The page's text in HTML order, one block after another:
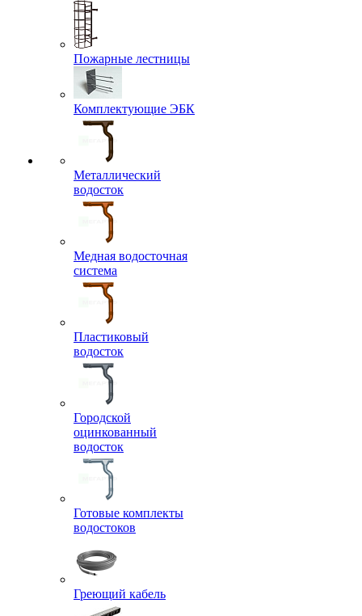
Пожарные лестницы
Комплектующие ЭБК
Металлический
водосток
Медная водосточная
система
Пластиковый
водосток
Городской
оцинкованный
водосток
Готовые комплекты
водостоков
Греющий кабель